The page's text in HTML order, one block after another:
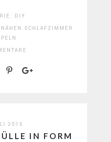
DIY
NÄHEN
SCHLAFZIMMER
2016
IN FORM